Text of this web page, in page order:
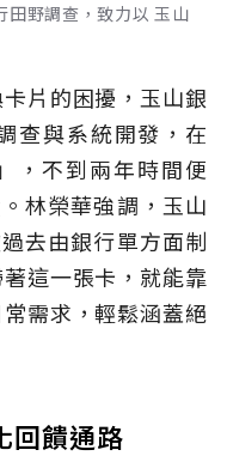
田野調查，致力以 玉山
片的困擾，玉山銀
查與系統開發，在
，不到兩年時間便
林榮華強調，玉山
去由銀行單方面制
這一張卡，就能靠
需求，輕鬆涵蓋絕
回饋通路